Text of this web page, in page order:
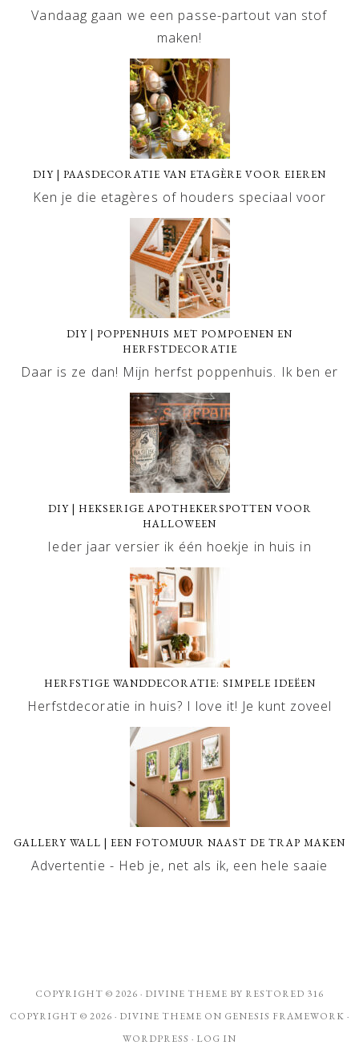
Vandaag gaan we een passe-partout van stof
maken!
DIY | PAASDECORATIE VAN ETAGÈRE VOOR EIEREN
Ken je die etagères of houders speciaal voor
DIY | POPPENHUIS MET POMPOENEN EN
HERFSTDECORATIE
Daar is ze dan! Mijn herfst poppenhuis. Ik ben er
DIY | HEKSERIGE APOTHEKERSPOTTEN VOOR
HALLOWEEN
Ieder jaar versier ik één hoekje in huis in
HERFSTIGE WANDDECORATIE: SIMPELE IDEËEN
Herfstdecoratie in huis? I love it! Je kunt zoveel
GALLERY WALL | EEN FOTOMUUR NAAST DE TRAP MAKEN
Advertentie - Heb je, net als ik, een hele saaie
COPYRIGHT © 2026 · DIVINE THEME BY RESTORED 316
COPYRIGHT © 2026 · DIVINE THEME ON GENESIS FRAMEWORK ·
WORDPRESS · LOG IN